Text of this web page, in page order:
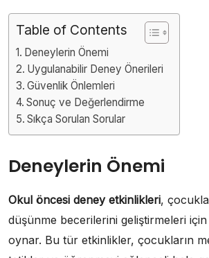
Table of Contents
Deneylerin Önemi
Uygulanabilir Deney Önerileri
Güvenlik Önlemleri
Sonuç ve Değerlendirme
Sıkça Sorulan Sorular
Deneylerin Önemi
Okul öncesi deney etkinlikleri,
düşünme becerilerini geliştirmeleri
oynar. Bu tür etkinlikler, çocukların